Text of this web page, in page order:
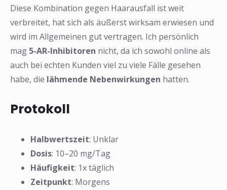
Diese Kombination gegen Haarausfall ist weit
verbreitet, hat sich als äußerst wirksam erwiesen und
wird im Allgemeinen gut vertragen. Ich persönlich
mag 5-AR-Inhibitoren nicht, da ich sowohl online als
auch bei echten Kunden viel zu viele Fälle gesehen
habe, die lähmende Nebenwirkungen hatten.
Protokoll
Halbwertszeit: Unklar
Dosis: 10–20 mg/Tag
Häufigkeit: 1x täglich
Zeitpunkt: Morgens